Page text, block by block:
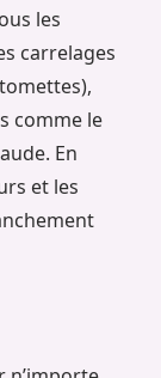
les
carrelages
comme le
En
et les